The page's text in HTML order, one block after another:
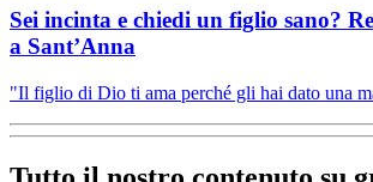
Sei incinta e chiedi un figlio sano?
a Sant’Anna
"Il figlio di Dio ti ama perché gli hai dato una